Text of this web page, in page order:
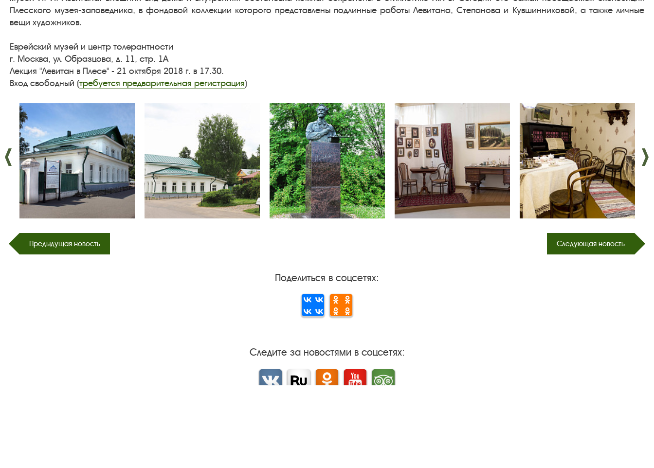
Плесского музея-заповедника, в фондовой коллекции которого представлены подлинные работы Левитана, Степанова и Кувшинниковой, а также личные
вещи художников.
Еврейский музей и центр толерантности
г. Москва, ул. Образцова, д. 11, стр. 1А
Лекция "Левитан в Плесе" - 21 октября 2018 г. в 17.30.
Вход свободный (требуется предварительная регистрация)
Предыдущая новость Следующая новость
Поделиться в соцсетях:
Следите за новостями в соцсетях:
Вконтактеrutube Одноклассники
YouTubeТрипадвизор